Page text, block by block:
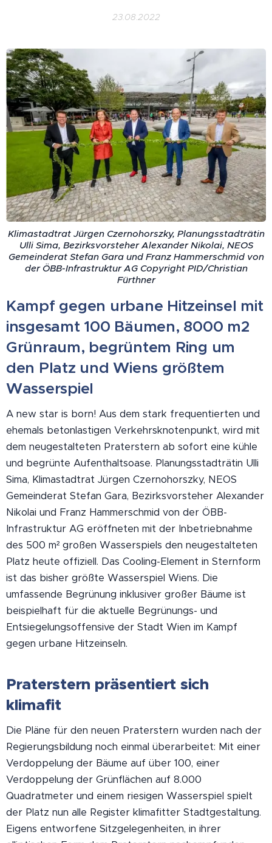
23.08.2022
Klimastadtrat Jürgen Czernohorszky, Planungsstadträtin
Ulli Sima, Bezirksvorsteher Alexander Nikolai, NEOS
Gemeinderat Stefan Gara und Franz Hammerschmid von
der ÖBB-Infrastruktur AG Copyright PID/Christian
Fürthner
Kampf gegen urbane Hitzeinsel mit
insgesamt 100 Bäumen, 8000 m2
Grünraum, begrüntem Ring um
den Platz und Wiens größtem
Wasserspiel
A new star is born! Aus dem stark frequentierten und
ehemals betonlastigen Verkehrsknotenpunkt, wird mit
dem neugestalteten Praterstern ab sofort eine kühle
und begrünte Aufenthaltsoase. Planungsstadträtin Ulli
Sima, Klimastadtrat Jürgen Czernohorszky, NEOS
Gemeinderat Stefan Gara, Bezirksvorsteher Alexander
Nikolai und Franz Hammerschmid von der ÖBB-
Infrastruktur AG eröffneten mit der Inbetriebnahme
des 500 m² großen Wasserspiels den neugestalteten
Platz heute offiziell. Das Cooling-Element in Sternform
ist das bisher größte Wasserspiel Wiens. Die
umfassende Begrünung inklusiver großer Bäume ist
beispielhaft für die aktuelle Begrünungs- und
Entsiegelungsoffensive der Stadt Wien im Kampf
gegen urbane Hitzeinseln.
Praterstern präsentiert sich
klimafit
Die Pläne für den neuen Praterstern wurden nach der
Regierungsbildung noch einmal überarbeitet: Mit einer
Verdoppelung der Bäume auf über 100, einer
Verdoppelung der Grünflächen auf 8.000
Quadratmeter und einem riesigen Wasserspiel spielt
der Platz nun alle Register klimafitter Stadtgestaltung.
Eigens entworfene Sitzgelegenheiten, in ihrer